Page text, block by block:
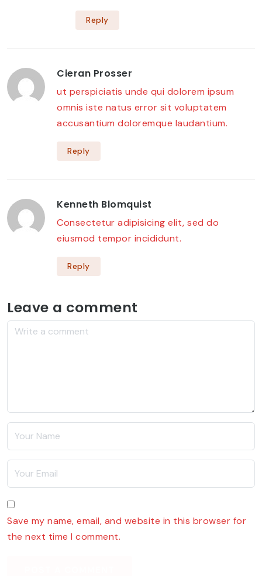
Reply
Cieran Prosser
ut perspiciatis unde qui dolorem ipsum
omnis iste natus error sit voluptatem
accusantium doloremque laudantium.
Reply
Kenneth Blomquist
Consectetur adipisicing elit, sed do
eiusmod tempor incididunt.
Reply
Leave a comment
Save my name, email, and website in this browser for
the next time I comment.